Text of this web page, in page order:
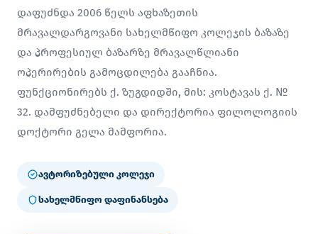
დაფუძნდა 2006 წელს აფხაზეთის
მრავალდარგოვანი სახელმწიფო კოლეჯის ბაზაზე
და პროფესიულ ბაზარზე მრავალწლიანი
ოპერირების გამოცდილება გააჩნია.
ფუნქციონირებს ქ. ზუგდიდში, მის: კოსტავას ქ. №
32. დამფუძნებელი და დირექტორია ფილოლოგიის
დოქტორი გელა მამფორია.
ავტორიზებული კოლეჯი
სახელმწიფო დაფინანსება